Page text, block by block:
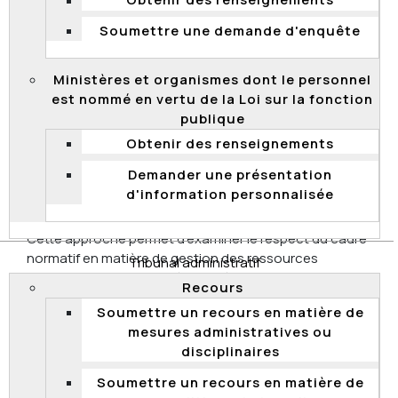
Soumettre une demande d'enquête
Ministères et organismes dont le personnel
est nommé en vertu de la Loi sur la fonction
publique
Obtenir des renseignements
Demander une présentation
d'information personnalisée
Tribunal administratif
Recours
Soumettre un recours en matière de
mesures administratives ou
disciplinaires
Soumettre un recours en matière de
Vérification concernant les processus de
sélection
Cette approche permet d’examiner, généralement au
sein d’un ministère ou d’un organisme, l’application du
cadre normatif relatif à la tenue des processus de
sélection au recrutement et à la promotion, ainsi que
fonction publique.
Cette approche permet d’examiner le respect du cadre
normatif en matière de gestion des ressources
humaines sur un sujet déterminé au sein d’un ou
plusieurs ministères ou organismes. Les résultats de
ces vérifications permettent d’identifier des risques liés
aux activités de ressources humaines.
Résumés et rapports de vérification